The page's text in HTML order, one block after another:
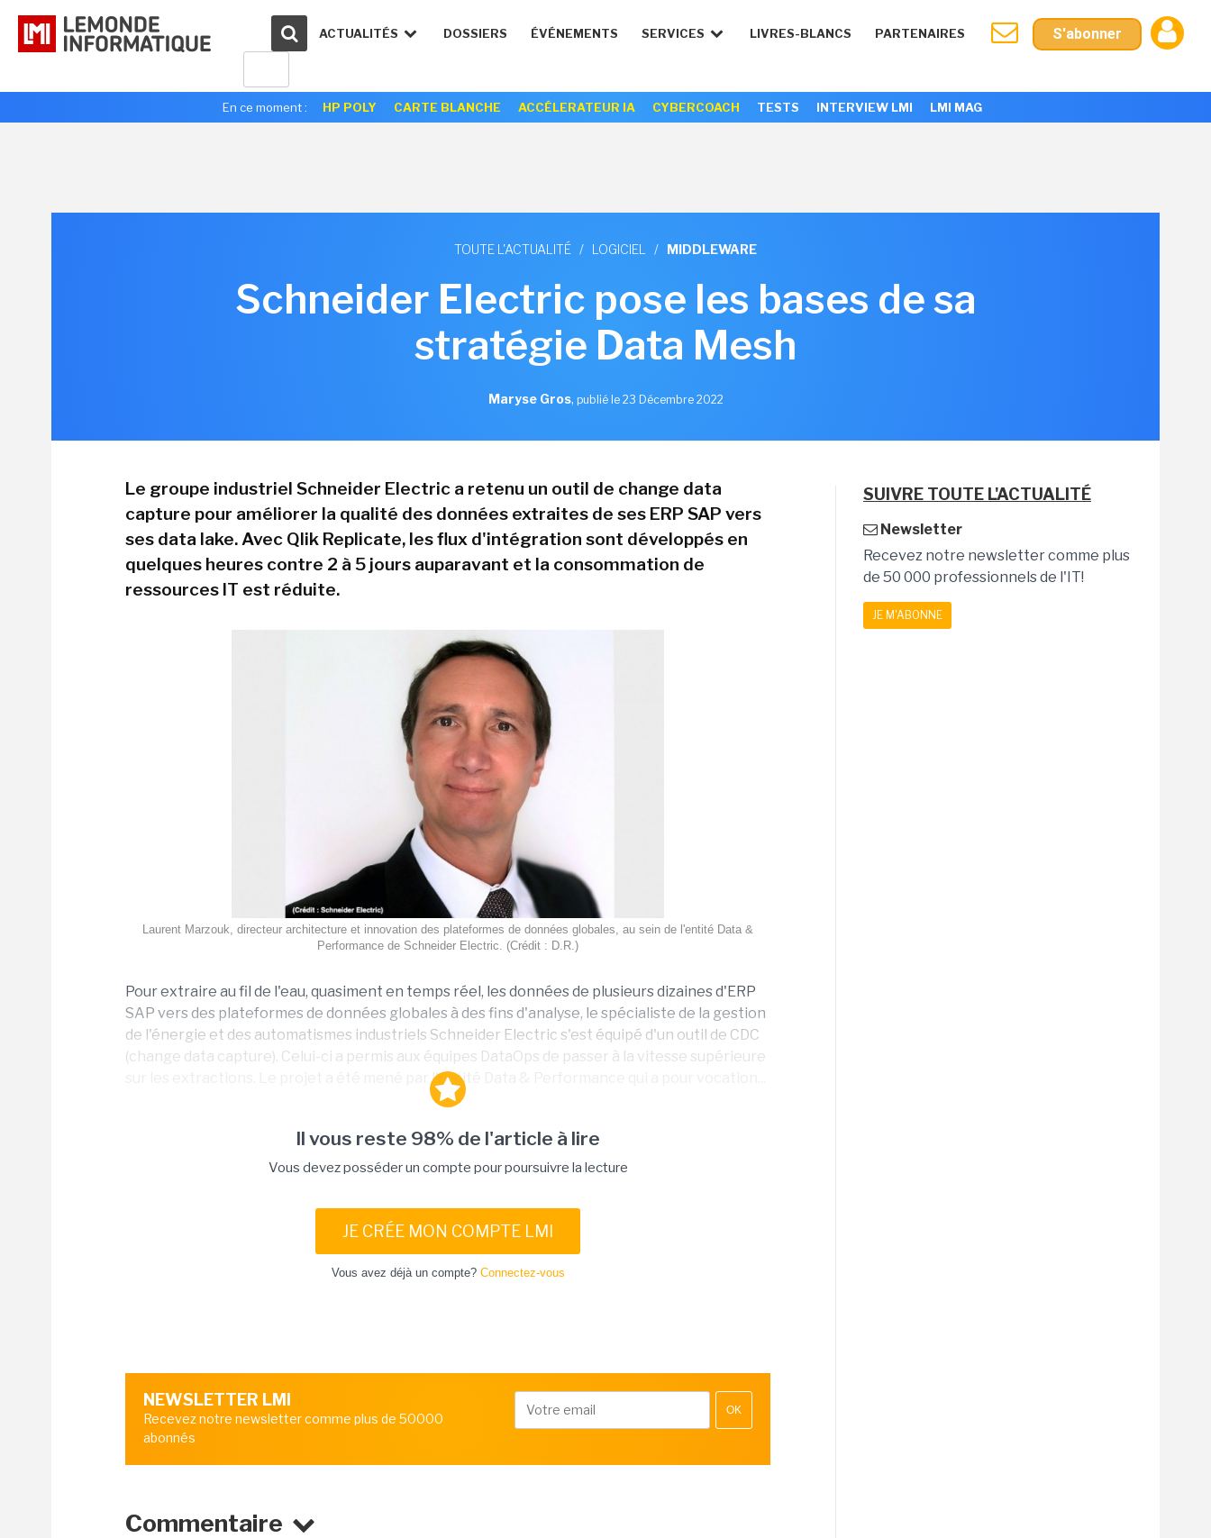
ACTUALITÉS DOSSIERS ÉVÉNEMENTS SERVICES LIVRES-BLANCS PARTENAIRES S'abonner
En ce moment : HP POLY CARTE BLANCHE ACCÉLERATEUR IA CYBERCOACH TESTS INTERVIEW LMI LMI MAG
TOUTE L'ACTUALITÉ / LOGICIEL / MIDDLEWARE
Schneider Electric pose les bases de sa
stratégie Data Mesh
Maryse Gros, publié le 23 Décembre 2022
Le groupe industriel Schneider Electric a retenu un outil de change data
capture pour améliorer la qualité des données extraites de ses ERP SAP vers
ses data lake. Avec Qlik Replicate, les flux d'intégration sont développés en
quelques heures contre 2 à 5 jours auparavant et la consommation de
ressources IT est réduite.
Laurent Marzouk, directeur architecture et innovation des plateformes de données globales, au sein de l'entité Data &
Performance de Schneider Electric. (Crédit : D.R.)
Pour extraire au fil de l'eau, quasiment en temps réel, les données de plusieurs dizaines d'ERP
SAP vers des plateformes de données globales à des fins d'analyse, le spécialiste de la gestion
de l'énergie et des automatismes industriels Schneider Electric s'est équipé d'un outil de CDC
(change data capture). Celui-ci a permis aux équipes DataOps de passer à la vitesse supérieure
sur les extractions. Le projet a été mené par l'entité Data & Performance qui a pour vocation...
Il vous reste 98% de l'article à lire
Vous devez posséder un compte pour poursuivre la lecture
JE CRÉE MON COMPTE LMI
Vous avez déjà un compte? Connectez-vous
NEWSLETTER LMI
Recevez notre newsletter comme plus de 50000
abonnés
OK
Commentaire
SUIVRE TOUTE L'ACTUALITÉ
Newsletter
Recevez notre newsletter comme plus
de 50 000 professionnels de l'IT!
JE M'ABONNE